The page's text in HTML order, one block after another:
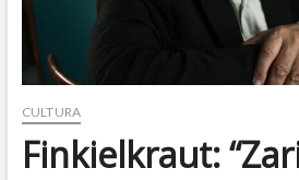
CULTURA
Finkielkraut: